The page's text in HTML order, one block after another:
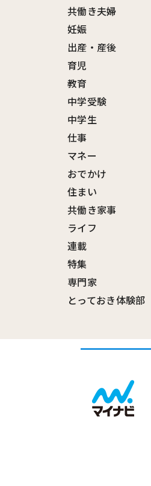
共働き夫婦
妊娠
出産・産後
育児
教育
中学受験
中学生
仕事
マネー
おでかけ
住まい
共働き家事
ライフ
連載
特集
専門家
とっておき体験部